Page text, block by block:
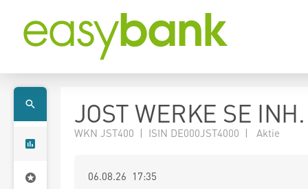
JOST WERKE SE
WKN JST400 | ISIN DE000JST4000 | Aktie
06.08.26 17:35